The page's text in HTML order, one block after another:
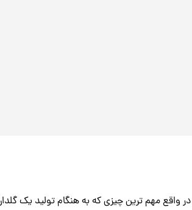
23 سانتی متر است. در واقع مهم ترین چیزی که به هنگام